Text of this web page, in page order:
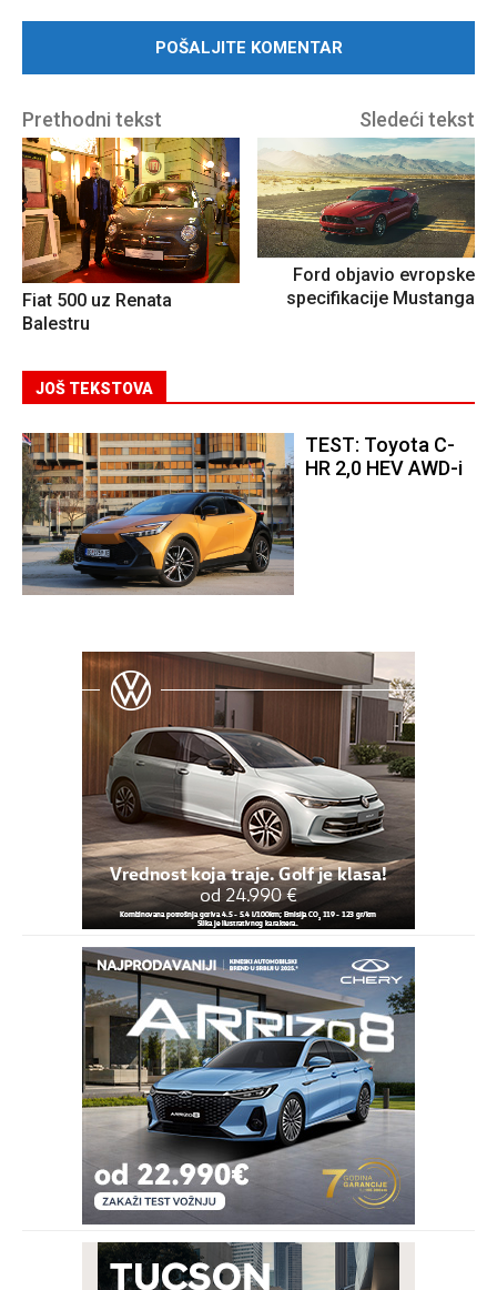
Prethodni tekst
Fiat 500 uz Renata
Balestru
Sledeći tekst
Ford objavio evropske
specifikacije Mustanga
JOŠ TEKSTOVA
TEST: Toyota C-
HR 2,0 HEV AWD-i